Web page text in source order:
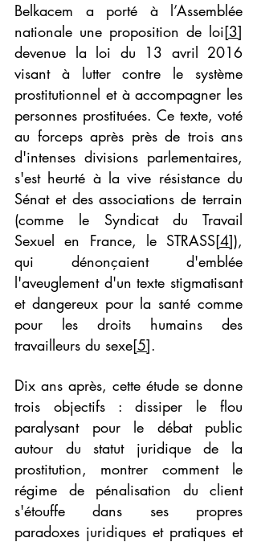
Belkacem a porté à l’Assemblée
nationale une proposition de loi[3]
devenue la loi du 13 avril 2016
visant à lutter contre le système
prostitutionnel et à accompagner les
personnes prostituées. Ce texte, voté
au forceps après près de trois ans
d'intenses divisions parlementaires,
s'est heurté à la vive résistance du
Sénat et des associations de terrain
(comme le Syndicat du Travail
Sexuel en France, le STRASS[4]),
qui dénonçaient d'emblée
l'aveuglement d'un texte stigmatisant
et dangereux pour la santé comme
pour les droits humains des
travailleurs du sexe[5].
Dix ans après, cette étude se donne
trois objectifs : dissiper le flou
paralysant pour le débat public
autour du statut juridique de la
prostitution, montrer comment le
régime de pénalisation du client
s'étouffe dans ses propres
paradoxes juridiques et pratiques et